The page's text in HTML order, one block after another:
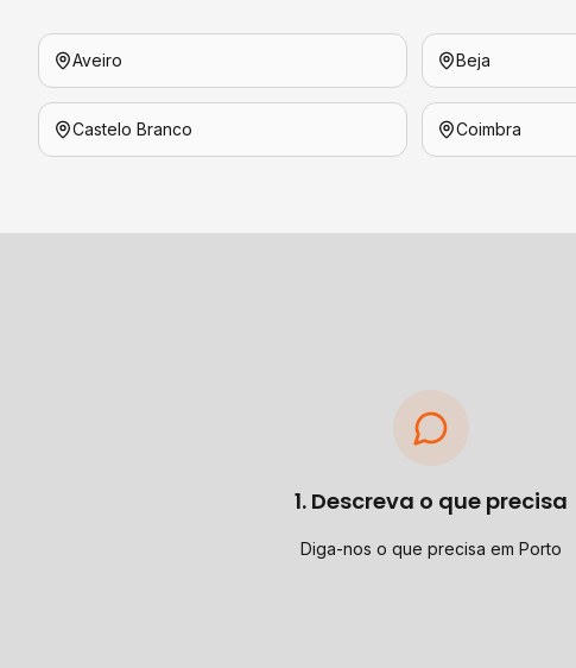
Aveiro Beja
Castelo Branco Coimbra
1. Descreva o que precisa
Diga-nos o que precisa em Porto